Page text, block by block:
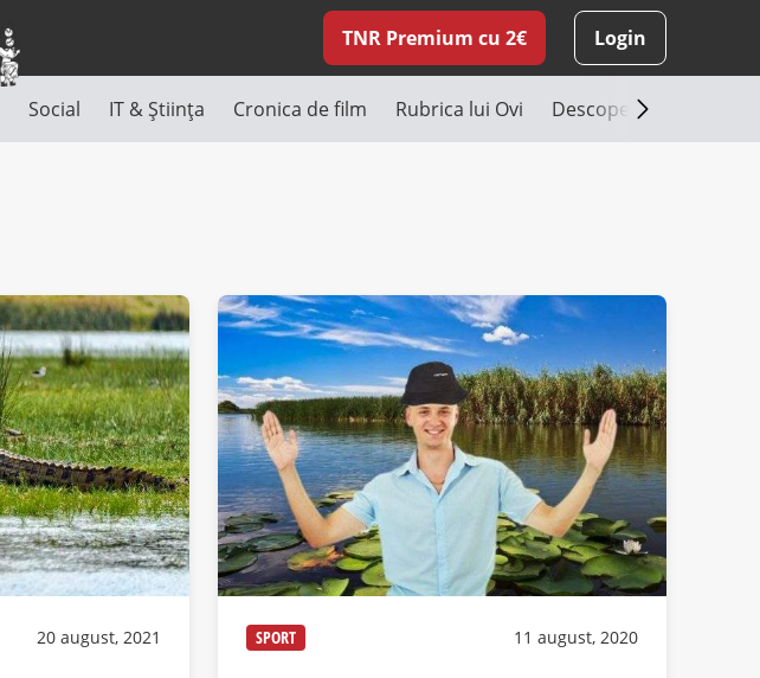
TNR Premium cu 2€ Login
Social IT & Știința Cronica de film Rubrica lui Ovi Descoperă România
20 august, 2021 SPORT 11 august, 2020